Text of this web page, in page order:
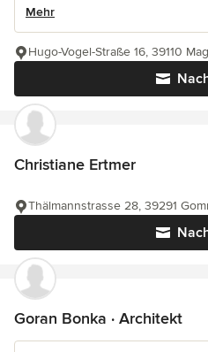
Mehr
Hugo-Vogel-Straße 16, 39110
Christiane Ertmer
Thälmannstrasse 28, 39291
Goran Bonka · Architekt